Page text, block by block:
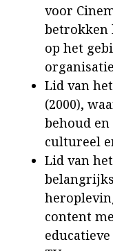
voor
betrokken
op het
Lid van
(2000),
behoud
cultureel
Lid van het
content